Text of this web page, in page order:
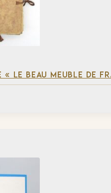
« LE BEAU MEUBLE DE